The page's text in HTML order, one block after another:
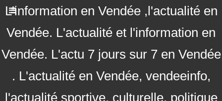
L'information en Vendée ,l'actualité en
Vendée. L'actualité et l'information en
Vendée. L'actu 7 jours sur 7 en Vendée
. L'actualité en Vendée, vendeeinfo,
l'actualité sportive, culturelle, politique